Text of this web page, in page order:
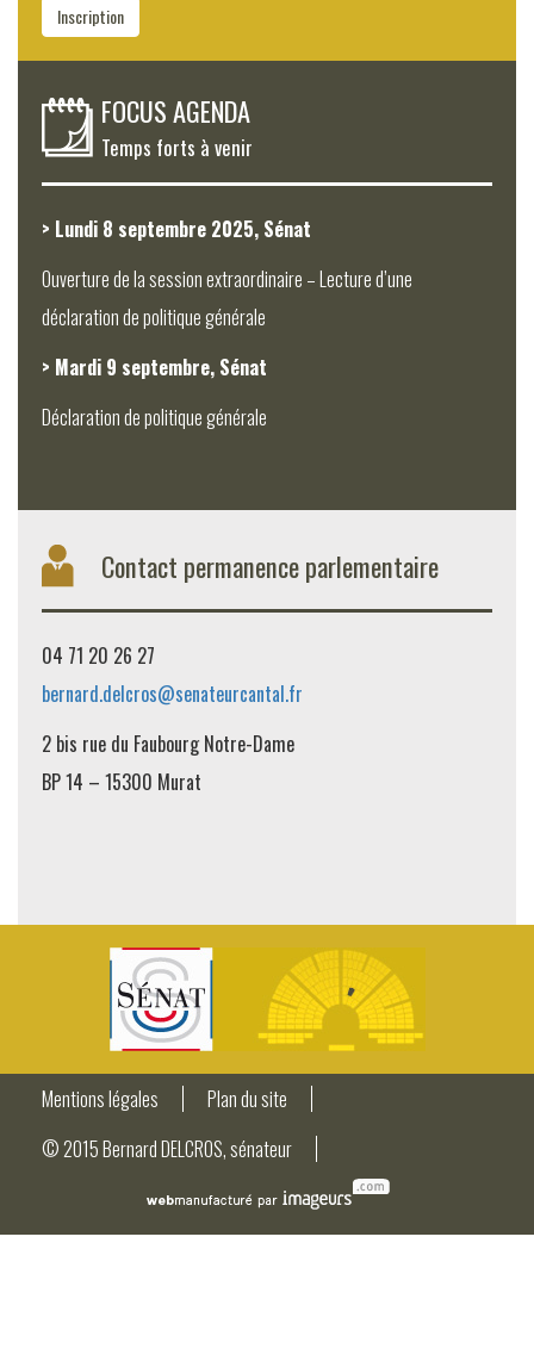
Inscription
FOCUS AGENDA
Temps forts à venir
> Lundi 8 septembre 2025, Sénat
Ouverture de la session extraordinaire – Lecture d’une
déclaration de politique générale
> Mardi 9 septembre, Sénat
Déclaration de politique générale
Contact permanence parlementaire
04 71 20 26 27
bernard.delcros@senateurcantal.fr
2 bis rue du Faubourg Notre-Dame
BP 14 – 15300 Murat
Mentions légales
Plan du site
© 2015 Bernard DELCROS, sénateur